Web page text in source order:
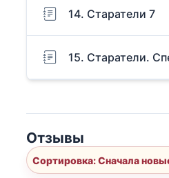
14. Старатели 7
15. Старатели.
Отзывы
Сортировка: Сначала